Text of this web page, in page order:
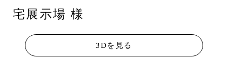
宅展示場 様
3Dを見る